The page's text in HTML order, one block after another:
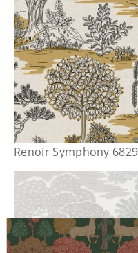
Renoir Symphony
También te